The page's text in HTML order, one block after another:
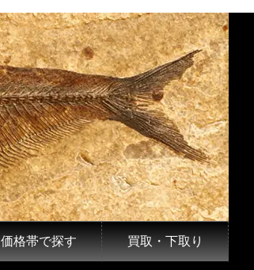
価格帯で探す 買取・下取り